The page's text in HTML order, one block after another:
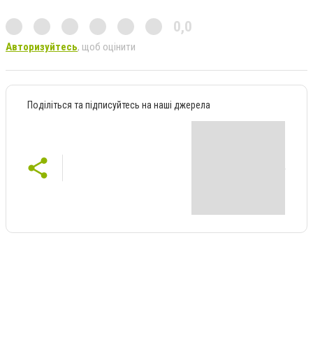
0,0
Авторизуйтесь, щоб оцінити
Поділіться та підписуйтесь на наші джерела